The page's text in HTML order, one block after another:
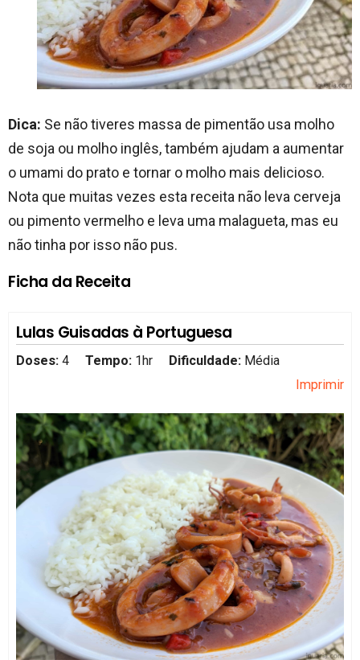
Dica: Se não tiveres massa de pimentão usa molho
de soja ou molho inglês, também ajudam a aumentar
o umami do prato e tornar o molho mais delicioso.
Nota que muitas vezes esta receita não leva cerveja
ou pimento vermelho e leva uma malagueta, mas eu
não tinha por isso não pus.
Ficha da Receita
Lulas Guisadas à Portuguesa
Doses: 4 Tempo: 1hr Dificuldade: Média
Imprimir